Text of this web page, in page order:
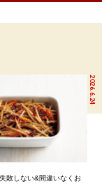
2026.6.24
敗しない&間違いなくお